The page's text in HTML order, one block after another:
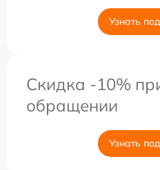
Узнать
Скидка -10%
обращении
Узнать